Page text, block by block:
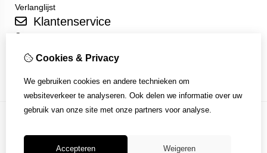
Verlanglijst
Klantenservice
Contact
Algemene Voorwaarden
Cookies & Privacy
We gebruiken cookies en andere technieken om
websiteverkeer te analyseren. Ook delen we informatie over uw
gebruik van onze site met onze partners voor analyse.
Accepteren Weigeren